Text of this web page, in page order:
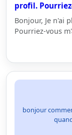
profil.
Bonjour, Je n'ai
Pourriez-vous
bonjour